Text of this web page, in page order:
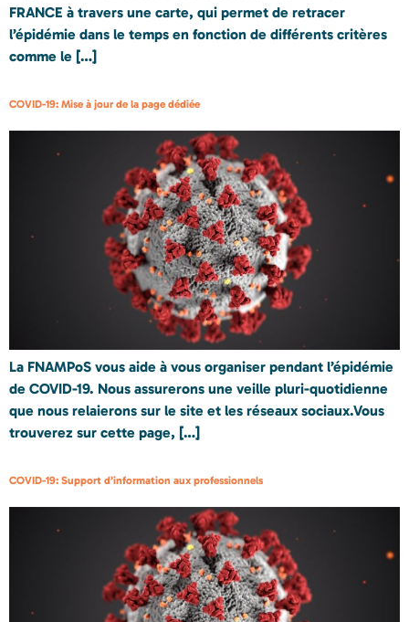
FRANCE à travers une carte, qui permet de retracer
l’épidémie dans le temps en fonction de différents critères
comme le […]
COVID-19: Mise à jour de la page dédiée
La FNAMPoS vous aide à vous organiser pendant l’épidémie
de COVID-19. Nous assurerons une veille pluri-quotidienne
que nous relaierons sur le site et les réseaux sociaux.Vous
trouverez sur cette page, […]
COVID-19: Support d’information aux professionnels